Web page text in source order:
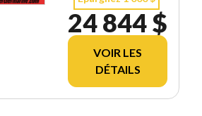
24 844 $
VOIR LES
DÉTAILS